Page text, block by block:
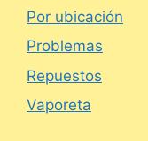
Por ubicación
Problemas
Repuestos
Vaporeta